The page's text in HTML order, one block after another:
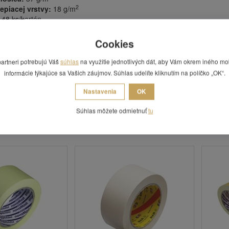
vrstvy: 18 g/m2
48 ks/kartón,
najlepších výsledkov odporúčame lepené plochy zbaviť prachu a
v suchom prostredí pri teplotách 0-30 °C v originálnom
Maskovací lepicí pásky
Cookies
potrebujú Vášsúhlasna využitie jednotlivých dát, aby Vám okrem iného
informácie týkajúce sa Vašich záujmov. Súhlas udelíte kliknutím na políčko „OK“.
Nastavenia OK
Súhlas môžete odmietnuťtu